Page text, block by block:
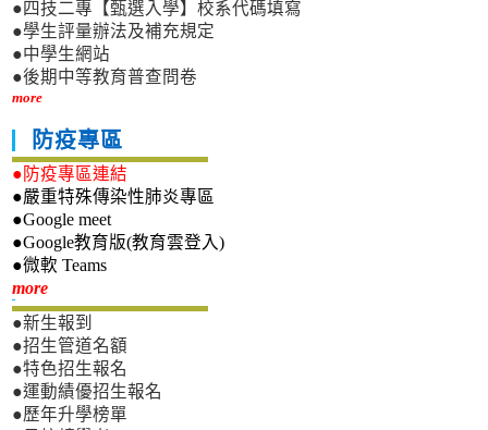
●四技二專【甄選入學】校系代碼填寫
●學生評量辦法及補充規定
●中學生網站
●後期中等教育普查問卷
more
防疫專區
●防疫專區連結
●嚴重特殊傳染性肺炎專區
●Google meet
●Google教育版(教育雲登入)
●微軟 Teams
more新生專區
●新生報到
●招生管道名額
●特色招生報名
●運動績優招生報名
●歷年升學榜單